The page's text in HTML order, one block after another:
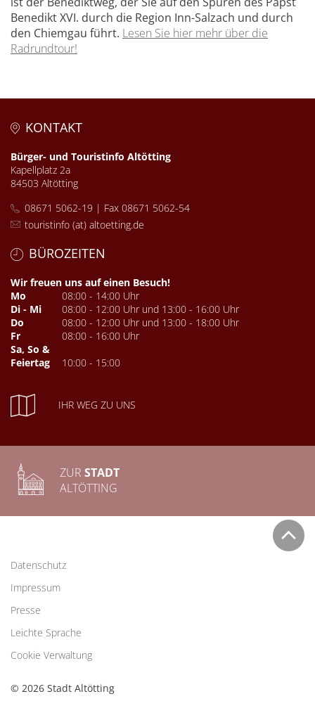
Benedikt XVI. durch die Region Inn-Salzach und durch
den Chiemgau führt. Lesen Sie hier mehr über die
Radrundtour!
KONTAKT
Bürger- und Touristinfo Altötting
Kapellplatz 2a
84503 Altötting
08671 5062-19 | Fax 08671 5062-54
touristinfo (at) altoetting.de
BÜROZEITEN
Wir freuen uns auf einen Besuch!
Mo
08:00 - 14:00 Uhr
Di - Mi
08:00 - 12:00 Uhr und 13:00 - 16:00 Uhr
Do
08:00 - 12:00 Uhr und 13:00 - 18:00 Uhr
Fr
08:00 - 16:00 Uhr
Sa, So &
Feiertag
10:00 - 15:00
IHR WEG ZU UNS
ZUR STADT
ALTÖTTING
Datenschutz
Impressum
Presse
Leichte Sprache
Cookie Verwaltung
© 2026 Stadt Altötting